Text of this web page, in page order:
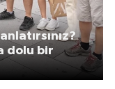
dolu bir